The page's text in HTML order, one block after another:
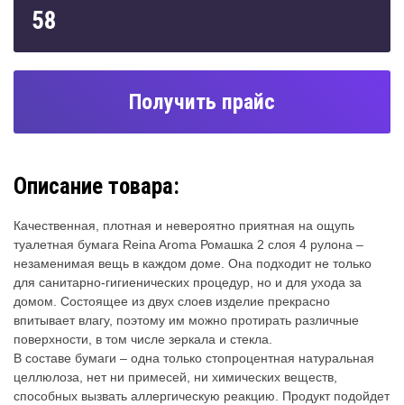
58
Получить прайс
Описание товара:
Качественная, плотная и невероятно приятная на ощупь
туалетная бумага Reina Aroma Ромашка 2 слоя 4 рулона –
незаменимая вещь в каждом доме. Она подходит не только
для санитарно-гигиенических процедур, но и для ухода за
домом. Состоящее из двух слоев изделие прекрасно
впитывает влагу, поэтому им можно протирать различные
поверхности, в том числе зеркала и стекла.
В составе бумаги – одна только стопроцентная натуральная
целлюлоза, нет ни примесей, ни химических веществ,
способных вызвать аллергическую реакцию. Продукт подойдет